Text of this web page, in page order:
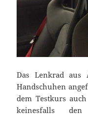
Das Lenkrad
Handschuhen
dem Testkurs
keinesfalls